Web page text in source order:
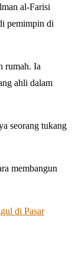
al-Farisi
pemimpin di
rumah. Ia
ahli dalam
seorang tukang
membangun
di Pasar